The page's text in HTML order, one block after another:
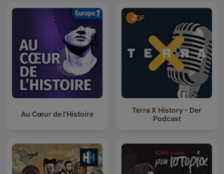
Au Cœur de l'Histoire
Terra X History - Der
Podcast